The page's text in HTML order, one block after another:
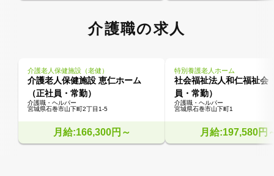
介護職の求人
介護老人保健施設（老健）
介護老人保健施設 恵仁ホーム
（正社員・常勤）
介護職・ヘルパー
宮城県石巻市山下町2丁目1-5
月給:166,300円～
特別養護老人ホーム
社会福祉法人和仁福祉会
員・常勤）
介護職・ヘルパー
宮城県石巻市山下町1
月給:197,580円